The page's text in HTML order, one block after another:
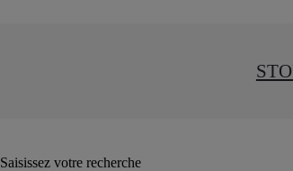
Saisissez votre recherche